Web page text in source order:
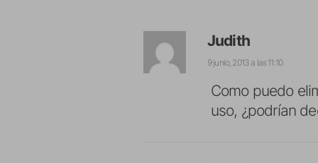
Judith
9 junio, 2013 a las 11:10
Como puedo
uso, ¿podrían